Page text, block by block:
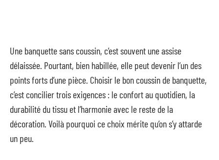
Une banquette sans coussin, c’est souvent une assise
délaissée. Pourtant, bien habillée, elle peut devenir l’un des
points forts d’une pièce. Choisir le bon coussin de banquette,
c’est concilier trois exigences : le confort au quotidien, la
durabilité du tissu et l’harmonie avec le reste de la
décoration. Voilà pourquoi ce choix mérite qu’on s’y attarde
un peu.